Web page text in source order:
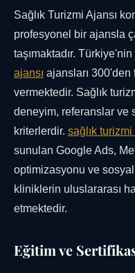
Sağlık Turizmi Ajansı
profesyonel bir ajansla
taşımaktadır.
ajansı ajansları
vermektedir. Sağlık
deneyim, referanslar ve
kriterlerdir. sağlık
sunulan Google Ads,
optimizasyonu ve
kliniklerin uluslararası
etmektedir.
Eğitim ve